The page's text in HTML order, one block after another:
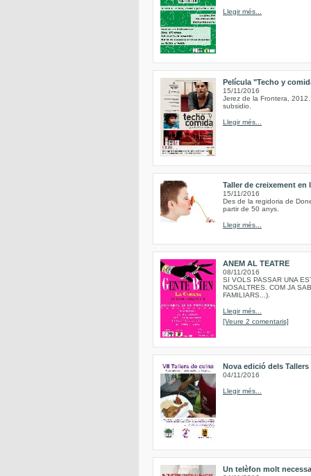
Llegir més...
Película "Techo y
15/11/2016
Jerez de la Frontera,
subsidio.
Llegir més...
Taller de creixement en
15/11/2016
Des de la regidoria de
partir de 50 anys.
Llegir més...
ANEM AL TEATRE
08/11/2016
SI VOLS PASSAR UNA
NOSALTRES. COM JA
FAMILIARS...).
Llegir més...
[Veure 2 comentaris]
Nova edició dels
04/11/2016
Llegir més...
Un telèfon molt